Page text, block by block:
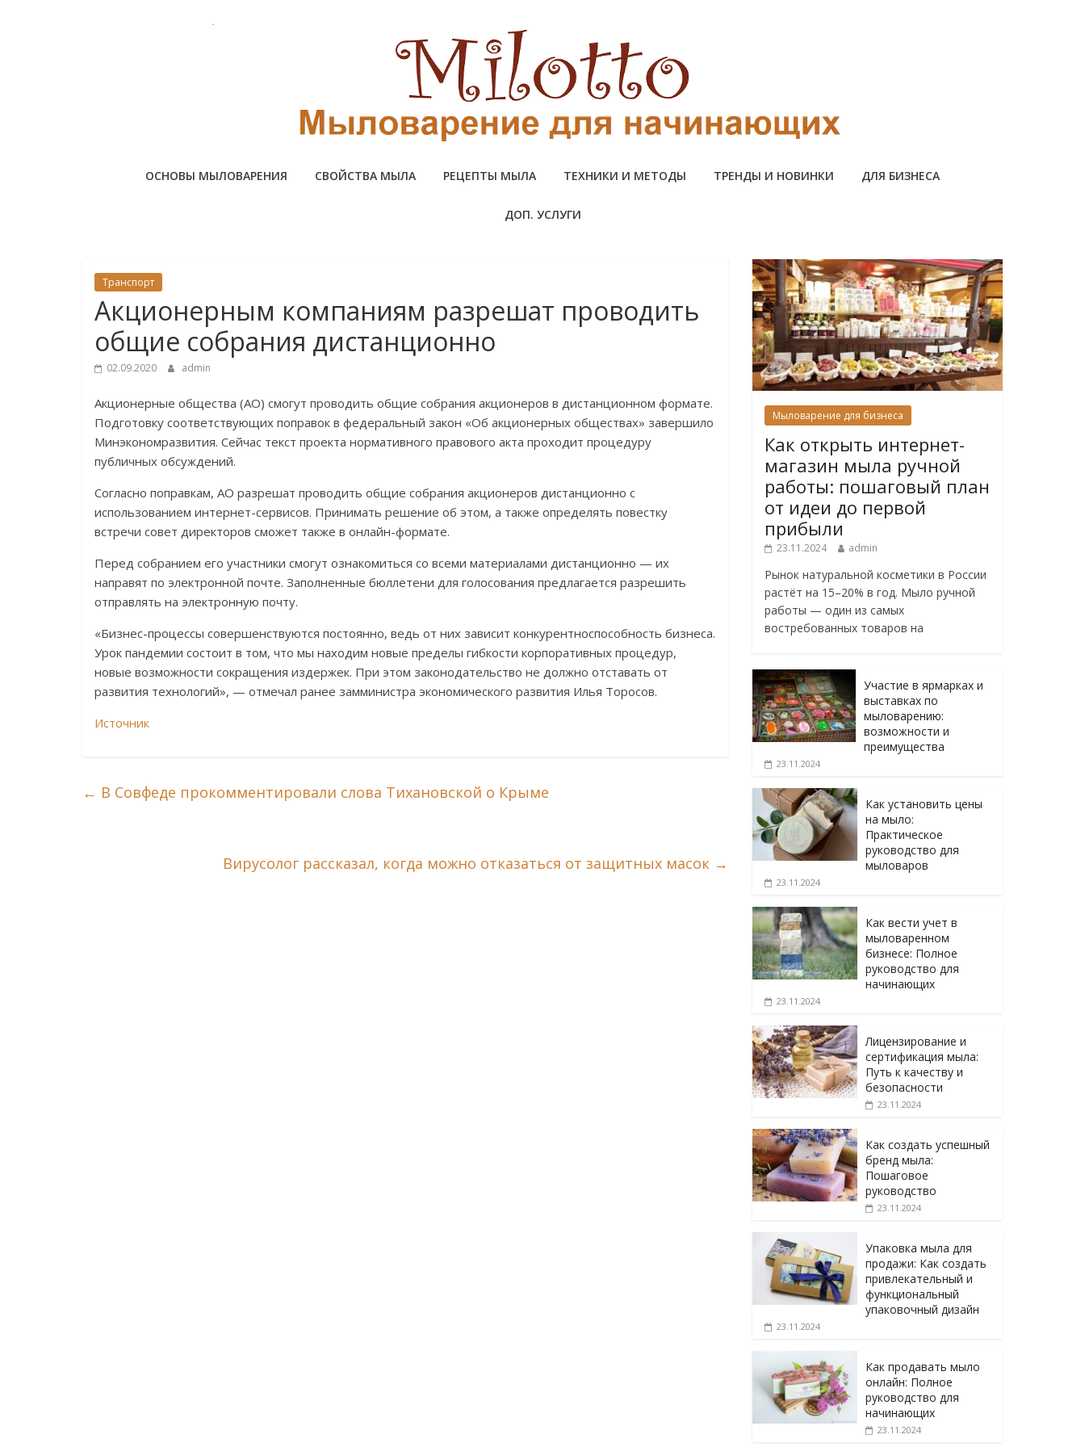
Милотто
ОСНОВЫ МЫЛОВАРЕНИЯ СВОЙСТВА МЫЛА РЕЦЕПТЫ МЫЛА ТЕХНИКИ И МЕТОДЫ ТРЕНДЫ И НОВИНКИ ДЛЯ БИЗНЕСА
ДОП. УСЛУГИ
Транспорт
Акционерным компаниям разрешат проводить
общие собрания дистанционно
02.09.2020 admin
Акционерные общества (АО) смогут проводить общие собрания акционеров в дистанционном формате.
Подготовку соответствующих поправок в федеральный закон «Об акционерных обществах» завершило
Минэкономразвития. Сейчас текст проекта нормативного правового акта проходит процедуру
публичных обсуждений.
Согласно поправкам, АО разрешат проводить общие собрания акционеров дистанционно с
использованием интернет-сервисов. Принимать решение об этом, а также определять повестку
встречи совет директоров сможет также в онлайн-формате.
Перед собранием его участники смогут ознакомиться со всеми материалами дистанционно — их
направят по электронной почте. Заполненные бюллетени для голосования предлагается разрешить
отправлять на электронную почту.
«Бизнес-процессы совершенствуются постоянно, ведь от них зависит конкурентноспособность бизнеса.
Урок пандемии состоит в том, что мы находим новые пределы гибкости корпоративных процедур,
новые возможности сокращения издержек. При этом законодательство не должно отставать от
развития технологий», — отмечал ранее замминистра экономического развития Илья Торосов.
Источник
← В Совфеде прокомментировали слова Тихановской о Крыме
Вирусолог рассказал, когда можно отказаться от защитных масок →
Мыловарение для бизнеса
Как открыть интернет-
магазин мыла ручной
работы: пошаговый план
от идеи до первой
прибыли
23.11.2024 admin
Рынок натуральной косметики в России
растёт на 15–20% в год. Мыло ручной
работы — один из самых
востребованных товаров на
Участие в ярмарках и
выставках по
мыловарению:
возможности и
преимущества
23.11.2024
Как установить цены
на мыло:
Практическое
руководство для
мыловаров
23.11.2024
Как вести учет в
мыловаренном
бизнесе: Полное
руководство для
начинающих
23.11.2024
Лицензирование и
сертификация мыла:
Путь к качеству и
безопасности
23.11.2024
Как создать успешный
бренд мыла:
Пошаговое
руководство
23.11.2024
Упаковка мыла для
продажи: Как создать
привлекательный и
функциональный
упаковочный дизайн
23.11.2024
Как продавать мыло
онлайн: Полное
руководство для
начинающих
23.11.2024